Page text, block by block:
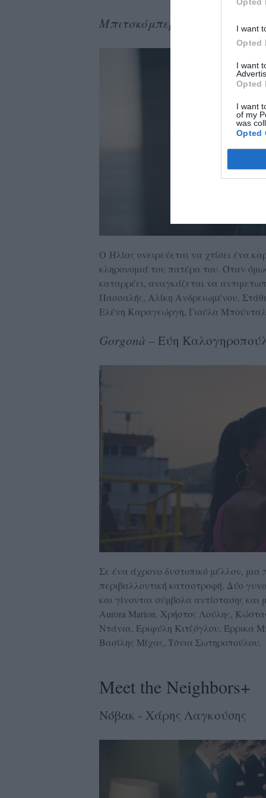
I want
Opted
I want
Opted
I want
of my
was
Opted
Μπιτσκόμπερ –
Ο Ηλίας ονειρεύεται να χτίσει ένα
κληρονομιά του πατέρα του. Όταν
καταρρέει, αναγκάζεται να
Πασσαλής, Αλίκη Ανδρειωμένου,
Ελένη Καραγεώργη, Γιούλα
Gorgonà – Εύη
Σε ένα άχρονο δυστοπικό μέλλον, μια
περιβαλλοντική καταστροφή. Δύο
και γίνονται σύμβολα αντίστασης
Aurora Marion, Χρήστος Λούλης,
Ντάνια, Εριφύλη Κιτζόγλου, Έρρικα
Βασίλης Μίχας, Τόνια Σωτηροπούλου.
Meet the Neighbors+
Νόβακ - Χάρης Λαγκούσης